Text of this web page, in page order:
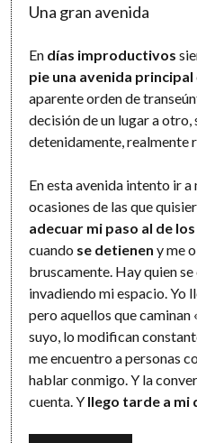
Una gran avenida
En días improductivos
pie una avenida principal
aparente orden de
decisión de un lugar a otro,
detenidamente, realmente
En esta avenida intento ir
ocasiones de las que
adecuar mi paso al de
cuando se detienen y me
bruscamente. Hay quien se
invadiendo mi espacio. Yo
pero aquellos que caminan
suyo, lo modifican
me encuentro a personas
hablar conmigo. Y la
cuenta. Y llego tarde a mi